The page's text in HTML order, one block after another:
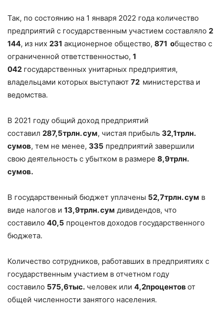
Так, по состоянию на 1 января 2022 года количество
предприятий с государственным участием составляло 2
144, из них 231 акционерное общество, 871 общество с
ограниченной ответственностью, 1
042 государственных унитарных предприятия,
владельцами которых выступают 72 министерства и
ведомства.
В 2021 году общий доход предприятий
составил 287,5трлн. сум, чистая прибыль 32,1трлн.
сумов, тем не менее, 335 предприятий завершили
свою деятельность с убытком в размере 8,9трлн.
сумов.
В государственный бюджет уплачены 52,7трлн. сум в
виде налогов и 13,9трлн. сум дивидендов, что
составило 40,5 процентов доходов государственного
бюджета.
Количество сотрудников, работавших в предприятиях с
государственным участием в отчетном году
составило 575,6тыс. человек или 4,2процентов от
общей численности занятого населения.